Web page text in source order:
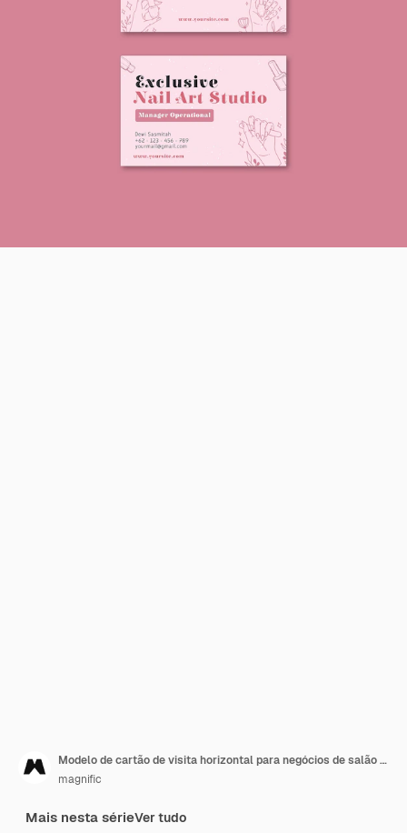
Modelo de cartão de visita horizontal para negócios de salão de beleza
magnific
Mais nesta sérieVer tudo